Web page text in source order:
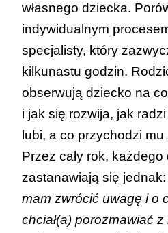
własnego dziecka.
indywidualnym
specjalisty, który
kilkunastu godzin.
obserwują dziecko na
i jak się rozwija, jak
lubi, a co przychodzi
Przez cały rok,
zastanawiają się jednak:
mam zwrócić uwagę i o
chciał(a) porozmawiać